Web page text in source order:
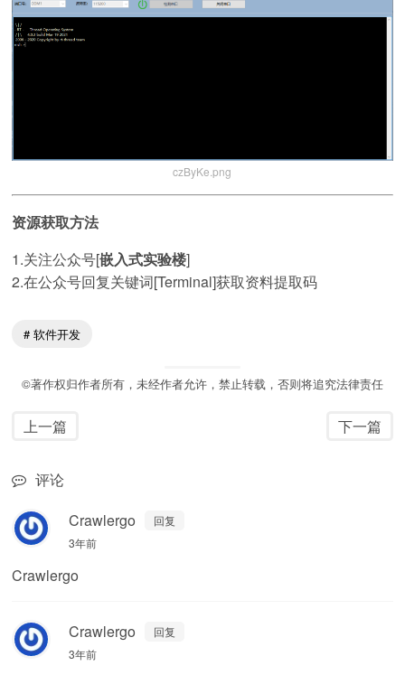
czByKe.png
资源获取方法
1.关注公众号[嵌入式实验楼]
2.在公众号回复关键词[Terminal]获取资料提取码
软件开发
©著作权归作者所有，未经作者允许，禁止转载，否则将追究法律责任
上一篇 下一篇
评论
Crawlergo
回复
3年前
Crawlergo
Crawlergo
回复
3年前